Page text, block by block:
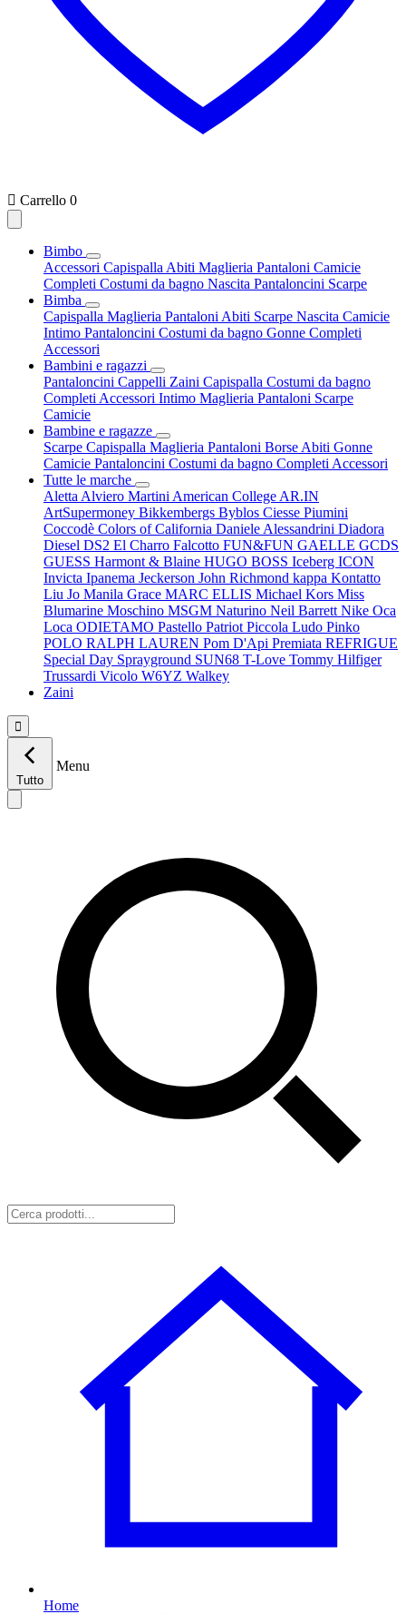
 Carrello 0
Bimbo
Accessori Capispalla Abiti Maglieria Pantaloni Camicie
Completi Costumi da bagno Nascita Pantaloncini Scarpe
Bimba
Capispalla Maglieria Pantaloni Abiti Scarpe Nascita Camicie
Intimo Pantaloncini Costumi da bagno Gonne Completi
Accessori
Bambini e ragazzi
Pantaloncini Cappelli Zaini Capispalla Costumi da bagno
Completi Accessori Intimo Maglieria Pantaloni Scarpe
Camicie
Bambine e ragazze
Scarpe Capispalla Maglieria Pantaloni Borse Abiti Gonne
Camicie Pantaloncini Costumi da bagno Completi Accessori
Tutte le marche
Aletta Alviero Martini American College AR.IN
ArtSupermoney Bikkembergs Byblos Ciesse Piumini
Coccodè Colors of California Daniele Alessandrini Diadora
Diesel DS2 El Charro Falcotto FUN&FUN GAELLE GCDS
GUESS Harmont & Blaine HUGO BOSS Iceberg ICON
Invicta Ipanema Jeckerson John Richmond kappa Kontatto
Liu Jo Manila Grace MARC ELLIS Michael Kors Miss
Blumarine Moschino MSGM Naturino Neil Barrett Nike Oca
Loca ODIETAMO Pastello Patriot Piccola Ludo Pinko
POLO RALPH LAUREN Pom D'Api Premiata REFRIGUE
Special Day Sprayground SUN68 T-Love Tommy Hilfiger
Trussardi Vicolo W6YZ Walkey
Zaini

Tutto
Menu
Home